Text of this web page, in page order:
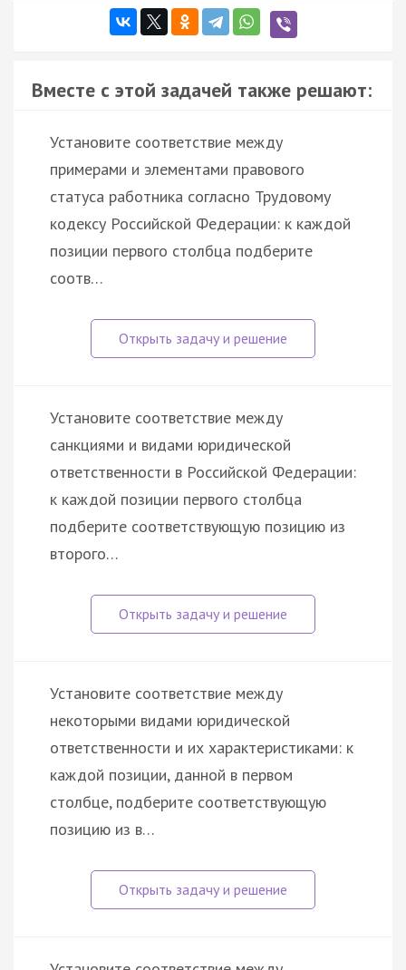
Вместе с этой задачей также решают:
Установите соответствие между
примерами и элементами правового
статуса работника согласно Трудовому
кодексу Российской Федерации: к каждой
позиции первого столбца подберите
соотв…
Установите соответствие между
санкциями и видами юридической
ответственности в Российской Федерации:
к каждой позиции первого столбца
подберите соответствующую позицию из
второго…
Установите соответствие между
некоторыми видами юридической
ответственности и их характеристиками: к
каждой позиции, данной в первом
столбце, подберите соответствующую
позицию из в…